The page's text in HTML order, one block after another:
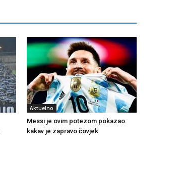
Aktuelno
Messi je ovim potezom pokazao
kakav je zapravo čovjek